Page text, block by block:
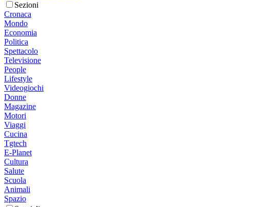
Sezioni
Cronaca
Mondo
Economia
Politica
Spettacolo
Televisione
People
Lifestyle
Videogiochi
Donne
Magazine
Motori
Viaggi
Cucina
Tgtech
E-Planet
Cultura
Salute
Scuola
Animali
Spazio